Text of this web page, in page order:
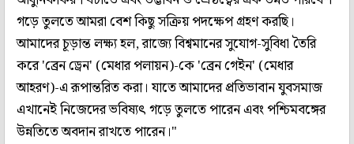
গড়ে তুলতে আমরা বেশ কিছু সক্রিয় পদক্ষেপ গ্রহণ করছি।
আমাদের চূড়ান্ত লক্ষ্য হল, রাজ্যে বিশ্বমানের সুযোগ-সুবিধা তৈরি
করে 'ব্রেন ড্রেন' (মেধার পলায়ন)-কে 'ব্রেন গেইন' (মেধার
আহরণ)-এ রূপান্তরিত করা। যাতে আমাদের প্রতিভাবান যুবসমাজ
এখানেই নিজেদের ভবিষ্যৎ গড়ে তুলতে পারেন এবং পশ্চিমবঙ্গের
উন্নতিতে অবদান রাখতে পারেন।"